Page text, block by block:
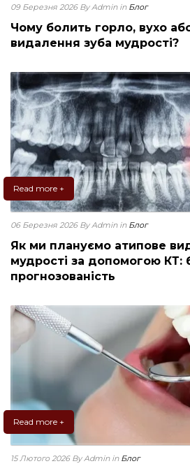
09 Березня 2026 By Admin in Блог
Чому болить горло, вухо
видалення зуба мудрості?
Read more +
06 Березня 2026 By Admin in Блог
Як ми плануємо атипове
мудрості за допомогою КТ:
прогнозованість
Read more +
15 Лютого 2026 By Admin in Блог